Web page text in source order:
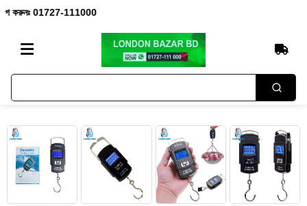
করুনঃ 01727-111000